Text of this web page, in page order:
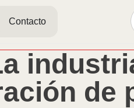
Contacto
de